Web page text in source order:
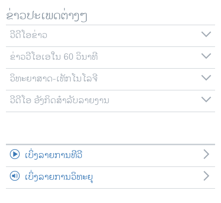
ສຽງ
ລາຍການກະຈາຍສຽງ
ລາຍງານ
ຕິດຕາມພວກເຮົາ ທີ່
ພາສາຕ່າງໆ
ຂ່າວປະເພດຕ່າງໆ
ວີດີໂອຂ່າວ
ຂ່າວວີໂອເອໃນ 60 ວິນາທີ
ວິທະຍາສາດ-ເທັກໂນໂລຈີ
ວີດີໂອ ອັງກິດສຳລັບລາຍງານ
ເບິ່ງລາຍການທີວີ
ເບິ່ງລາຍການວິທະຍຸ